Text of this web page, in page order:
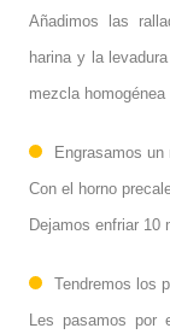
Añadimos las
harina y la
mezcla homogénea
Engrasamos
Con el horno
Dejamos enfriar 10
Tendremos los
Les pasamos por